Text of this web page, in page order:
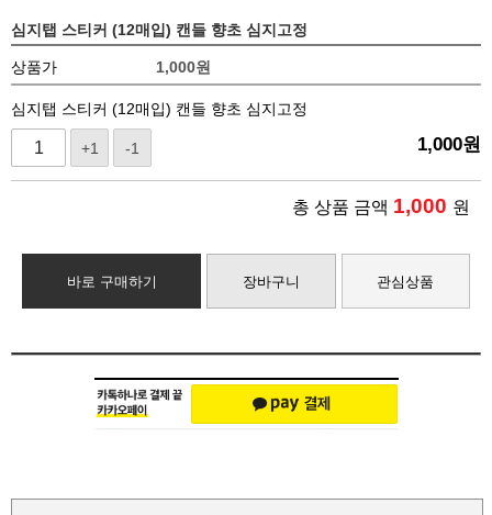
심지탭 스티커 (12매입) 캔들 향초 심지고정
상품가 1,000원
심지탭 스티커 (12매입) 캔들 향초 심지고정
+1 -1 1,000원
총 상품 금액 1,000 원
바로 구매하기 장바구니 관심상품